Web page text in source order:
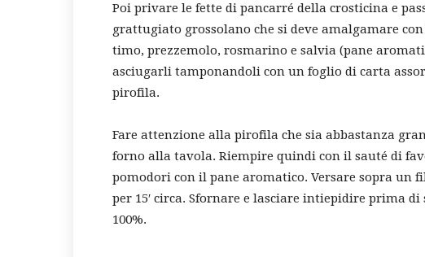
Poi privare le fette di pancarré della crosticina e
grattugiato grossolano che si deve amalgamare
timo, prezzemolo, rosmarino e salvia (pane
asciugarli tamponandoli con un foglio di carta
pirofila.
Fare attenzione alla pirofila che sia abbastanza
forno alla tavola. Riempire quindi con il sauté di
pomodori con il pane aromatico. Versare sopra un
per 15′ circa. Sfornare e lasciare intiepidire prima
100%.